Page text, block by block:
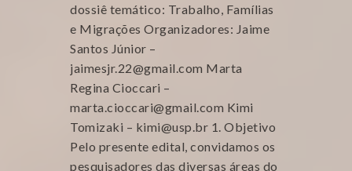
dossiê temático: Trabalho, Famílias
e Migrações Organizadores: Jaime
Santos Júnior –
jaimesjr.22@gmail.com Marta
Regina Cioccari –
marta.cioccari@gmail.com Kimi
Tomizaki – kimi@usp.br 1. Objetivo
Pelo presente edital, convidamos os
pesquisadores das diversas áreas do